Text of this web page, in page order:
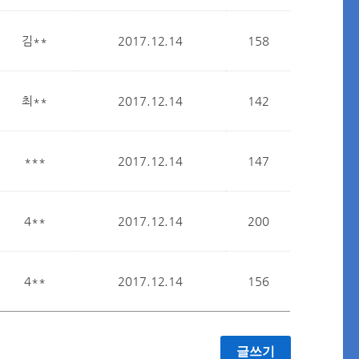
김** 2017.12.14 158
최** 2017.12.14 142
*** 2017.12.14 147
4** 2017.12.14 200
4** 2017.12.14 156
글쓰기